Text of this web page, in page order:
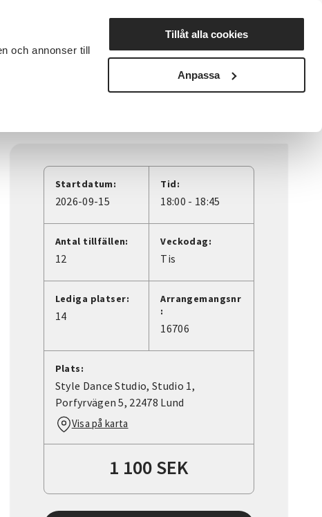
och annonser till
Tillåt alla cookies
Anpassa
Nyheter Avdelningar
Startdatum:
2026-09-15
Tid:
18:00 - 18:45
Antal tillfällen:
12
Veckodag:
Tis
Lediga platser:
14
Arrangemangsnr
:
16706
Plats:
Style Dance Studio, Studio 1,
Porfyrvägen 5, 22478 Lund
Visa på karta
1 100 SEK